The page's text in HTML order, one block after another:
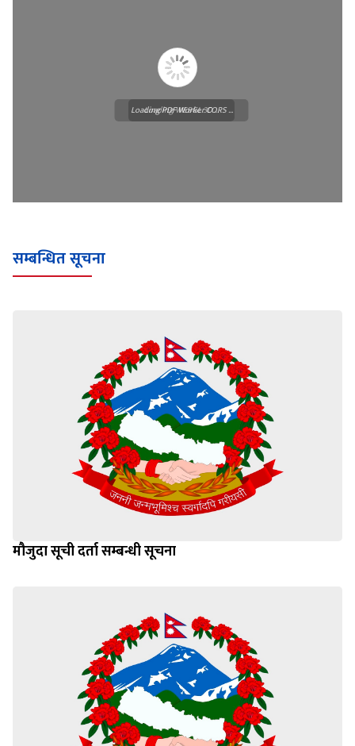
Loading WEBGL 3D ...
Loading PDF Worker CORS ...
सम्बन्धित सूचना
मौजुदा सूची दर्ता सम्बन्धी सूचना